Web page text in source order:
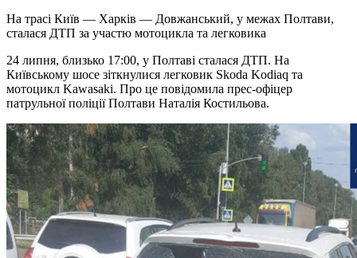
На трасі Київ — Харків — Довжанський, у межах Полтави,
сталася ДТП за участю мотоцикла та легковика
24 липня, близько 17:00, у Полтаві сталася ДТП. На
Київському шосе зіткнулися легковик Skoda Kodiaq та
мотоцикл Kawasaki. Про це повідомила прес-офіцер
патрульної поліції Полтави Наталія Костильова.